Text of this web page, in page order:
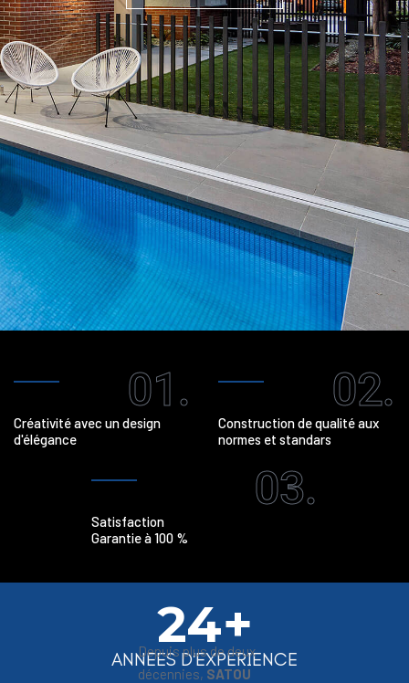
01.
Créativité avec un design
d'élégance
02.
Construction de qualité aux
normes et standars
03.
Satisfaction
Garantie à 100 %
24+
ANNEES D'EXPERIENCE
Depuis plus de deux
décennies, SATOU